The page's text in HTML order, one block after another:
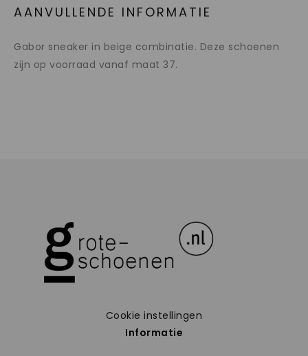
AANVULLENDE INFORMATIE
Gabor sneaker in beige combinatie. Deze schoenen
zijn op voorraad vanaf maat 37.
Cookie instellingen
Informatie